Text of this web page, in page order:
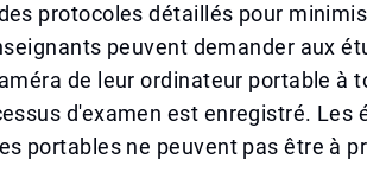
protocoles détaillés pour
peuvent demander aux
de leur ordinateur portable à
d'examen est enregistré. Les
portables ne peuvent pas être à